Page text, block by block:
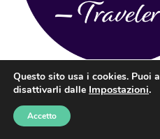
PRENOTA CON BOOKING
Questo sito usa i cookies. Puoi
disattivarli dalle Impostazioni.
Accetto